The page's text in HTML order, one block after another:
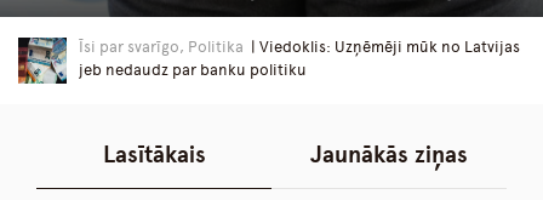
Īsi par svarīgo, Politika | Viedoklis: Uzņēmēji mūk no Latvijas
jeb nedaudz par banku politiku
Lasītākais Jaunākās ziņas